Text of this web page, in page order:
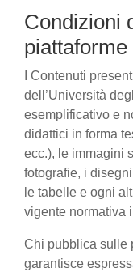
Condizioni
I Contenuti
dell’Università
esemplificativo e
didattici in forma
ecc.), le immagini
fotografie, i
le tabelle e ogni
vigente normativa
Chi pubblica sulle
garantisce